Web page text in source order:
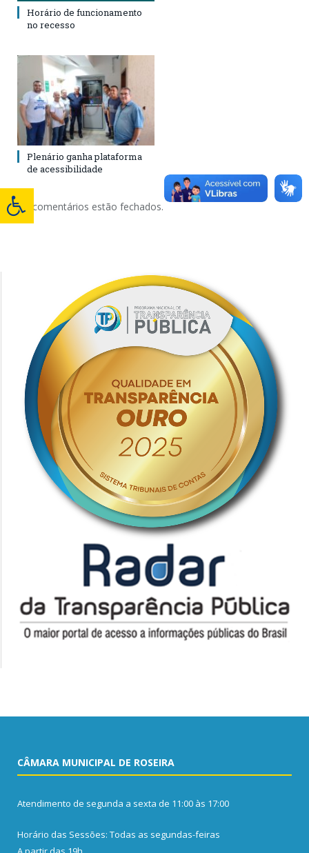
Horário de funcionamento
no recesso
Plenário ganha plataforma
de acessibilidade
Os comentários estão fechados.
CÂMARA MUNICIPAL DE ROSEIRA
Atendimento de segunda a sexta de 11:00 às 17:00
Horário das Sessões: Todas as segundas-feiras